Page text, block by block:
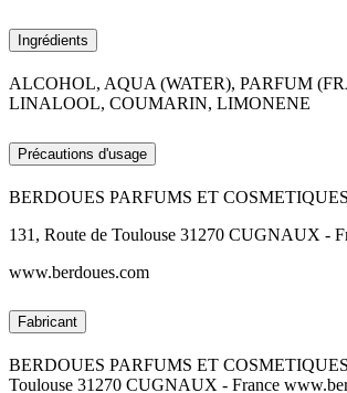
Ingrédients
ALCOHOL, AQUA (WATER), PARFUM
LINALOOL, COUMARIN, LIMONENE
Précautions d'usage
BERDOUES PARFUMS ET COSMETIQUES
131, Route de Toulouse 31270 CUGNAUX -
www.berdoues.com
Fabricant
BERDOUES PARFUMS ET
Toulouse 31270 CUGNAUX - France